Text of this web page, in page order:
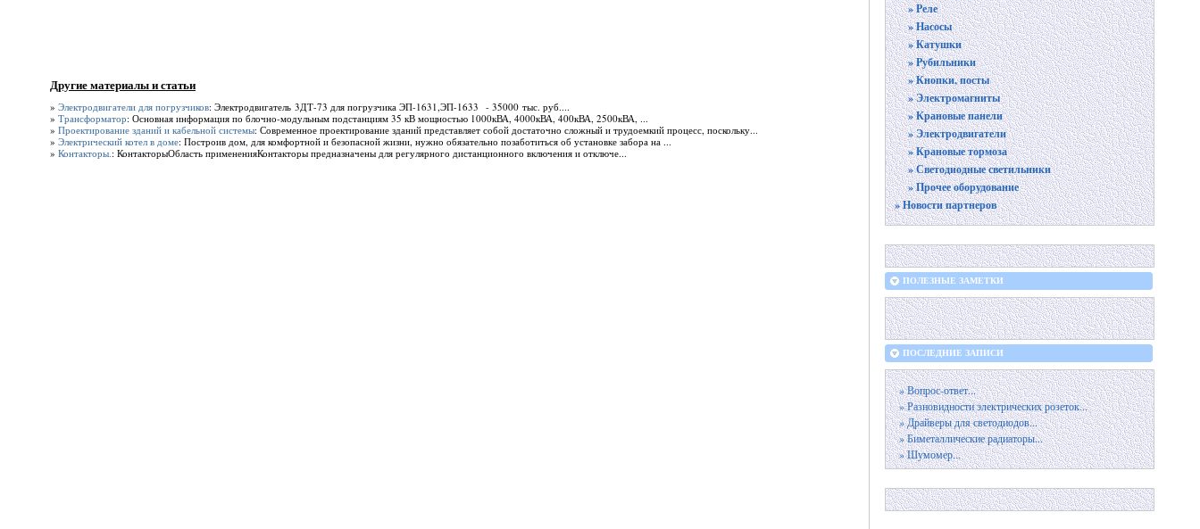
Другие материалы и статьи
» Электродвигатели для погрузчиков: Электродвигатель 3ДТ-73 для погрузчика ЭП-1631,ЭП-1633 - 35000 тыс. руб....
» Трансформатор: Основная информация по блочно-модульным подстанциям 35 кВ мощностью 1000кВА, 4000кВА, 400кВА, 2500кВА, ...
» Проектирование зданий и кабельной системы: Современное проектирование зданий представляет собой достаточно сложный и трудоемкий процесс, поскольку...
» Электрический котел в доме: Построив дом, для комфортной и безопасной жизни, нужно обязательно позаботиться об установке забора на ...
» Контакторы. : КонтакторыОбласть примененияКонтакторы предназначены для регулярного дистанционного включения и отключе...
» Реле
» Насосы
» Катушки
» Рубильники
» Кнопки, посты
» Электромагниты
» Крановые панели
» Электродвигатели
» Крановые тормоза
» Светодиодные светильники
» Прочее оборудование
» Новости партнеров
ПОЛЕЗНЫЕ ЗАМЕТКИ
ПОСЛЕДНИЕ ЗАПИСИ
» Вопрос-ответ...
» Разновидности электрических розеток...
» Драйверы для светодиодов...
» Биметаллические радиаторы...
» Шумомер...